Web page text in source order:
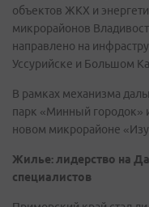
объектов ЖКХ и
микрорайонов
направлено на
Уссурийске и Большом
В рамках механизма
парк «Минный городок»
новом микрорайоне
Жилье: лидерство на
специалистов